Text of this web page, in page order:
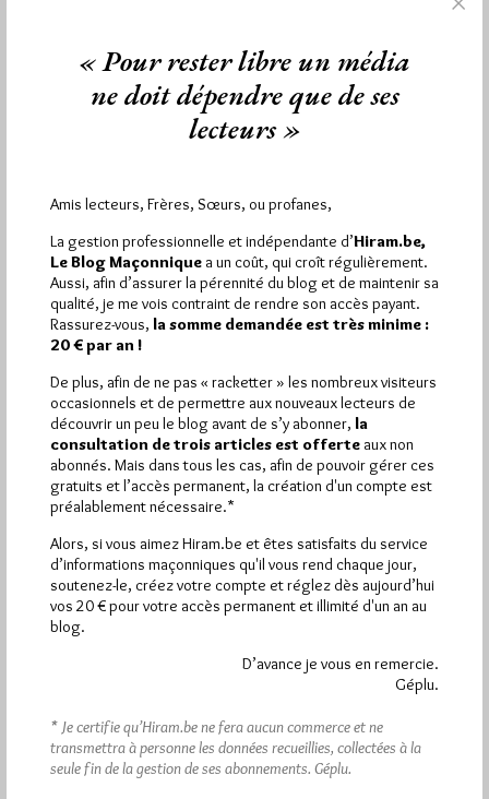
Lu 3195 fois
A Reims ce vendredi 28 août 2015, Daniel Keller a commencé
son discours en rendant une nouvelle fois hommage à…
Hier vendredi 7 août 2026, Hiram.be a reçu1 864
visiteset3 133 pagesont été lues (Source :
Pirsch.io)
Plus d’informations
Quels sont les articles les plus lus du blog ?
Abonnement aux Newsletters - RSS
« Pour rester libre un média
ne doit dépendre que de ses
lecteurs »
Amis lecteurs, Frères, Sœurs, ou profanes,
La gestion professionnelle et indépendante d’Hiram.be,
Le Blog Maçonnique a un coût, qui croît régulièrement.
Aussi, afin d’assurer la pérennité du blog et de maintenir sa
qualité, je me vois contraint de rendre son accès payant.
Rassurez-vous, la somme demandée est très minime :
20 € par an !
De plus, afin de ne pas « racketter » les nombreux visiteurs
occasionnels et de permettre aux nouveaux lecteurs de
découvrir un peu le blog avant de s’y abonner, la
consultation de trois articles est offerte aux non
abonnés. Mais dans tous les cas, afin de pouvoir gérer ces
gratuits et l’accès permanent, la création d'un compte est
préalablement nécessaire.*
Alors, si vous aimez Hiram.be et êtes satisfaits du service
d’informations maçonniques qu'il vous rend chaque jour,
soutenez-le, créez votre compte et réglez dès aujourd’hui
vos 20 € pour votre accès permanent et illimité d'un an au
blog.
D’avance je vous en remercie.
Géplu.
* Je certifie qu’Hiram.be ne fera aucun commerce et ne
transmettra à personne les données recueillies, collectées à la
seule fin de la gestion de ses abonnements. Géplu.